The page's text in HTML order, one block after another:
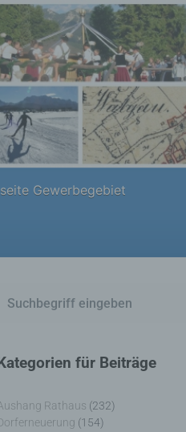
Gewerbegebiet
für Beiträge
Rathaus (232)
(154)